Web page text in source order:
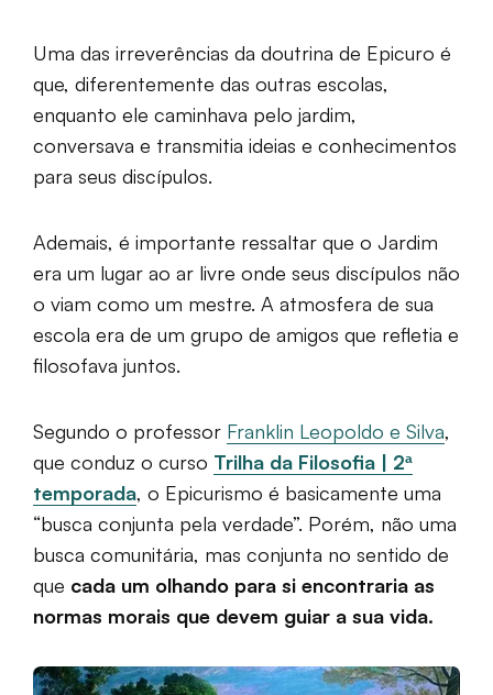
Uma das irreverências da doutrina de Epicuro é
que, diferentemente das outras escolas,
enquanto ele caminhava pelo jardim,
conversava e transmitia ideias e conhecimentos
para seus discípulos.
Ademais, é importante ressaltar que o Jardim
era um lugar ao ar livre onde seus discípulos não
o viam como um mestre. A atmosfera de sua
escola era de um grupo de amigos que refletia e
filosofava juntos.
Segundo o professor Franklin Leopoldo e Silva,
que conduz o curso Trilha da Filosofia | 2ª
temporada, o Epicurismo é basicamente uma
“busca conjunta pela verdade”. Porém, não uma
busca comunitária, mas conjunta no sentido de
que cada um olhando para si encontraria as
normas morais que devem guiar a sua vida.